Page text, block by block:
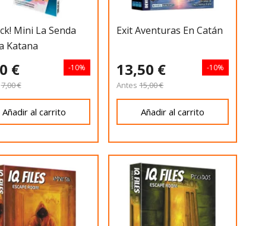
Mini La Senda
Katana
€
7,00 €
-10%
Añadir al carrito
Exit Aventuras En Catán
13,50 €
Antes 15,00 €
-10%
Añadir al carrito